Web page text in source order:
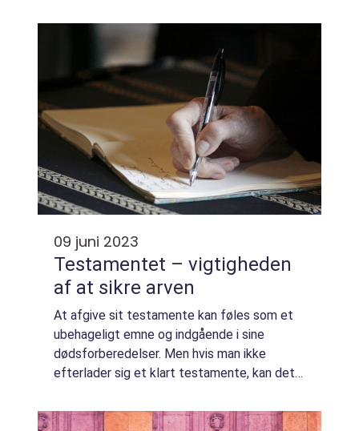
på, og det behøver ikke at gå ud over
09 juni 2023
Testamentet – vigtigheden
af at sikre arven
At afgive sit testamente kan føles som et
ubehageligt emne og indgående i sine
dødsforberedelser. Men hvis man ikke
efterlader sig et klart testamente, kan det
konsekvenser, når man vil sikre, at ens arv